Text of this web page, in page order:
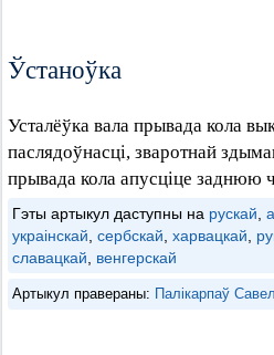
Ўстаноўка
Усталёўка вала прывада кола
паслядоўнасці, зваротнай
прывада кола апусціце заднюю
Гэты артыкул даступны на рускай
украінскай сербскай харвацкай
славацкай
венгерскай
Артыкул правераны: Палікарпаў